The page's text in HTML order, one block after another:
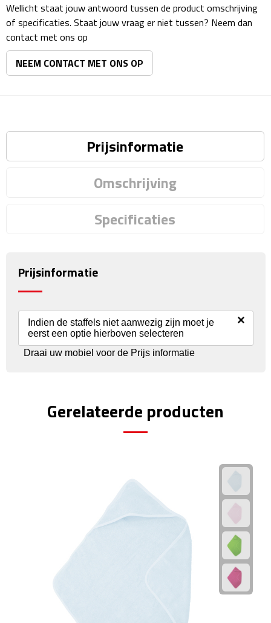
Bagagelabels
Reiskussens
Reisstekkers
Paspoorthouders
Auto telefoonhouders
IJskrabbers
Parkeerschijven
USB autoladers
Fiets Accessoires
Fietstassen
Fiets telefoonhouders
Wellicht staat jouw antwoord tussen de product omschrijving
of specificaties. Staat jouw vraag er niet tussen? Neem dan
contact met ons op
NEEM CONTACT MET ONS OP
Prijsinformatie
Omschrijving
Specificaties
Prijsinformatie
Indien de staffels niet aanwezig zijn moet je
eerst een optie hierboven selecteren
×
Draai uw mobiel voor de Prijs informatie
Gerelateerde producten